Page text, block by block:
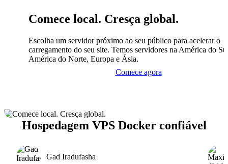
Comece local. Cresça global.
Escolha um servidor próximo ao seu público para acelerar o
carregamento do seu site. Temos servidores na América do
América do Norte, Europa e Ásia.
Comece agora
Hospedagem VPS Docker confiável
Gad Iradufasha